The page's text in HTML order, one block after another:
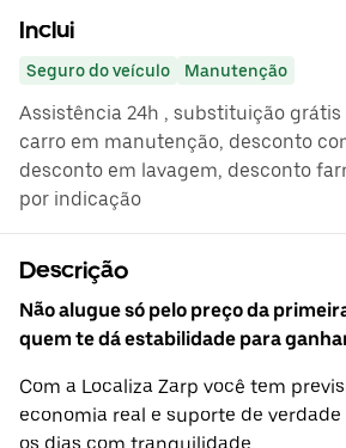
Inclui
Seguro do veículo Manutenção
Assistência 24h , substituição grátis
carro em manutenção, desconto
desconto em lavagem, desconto
por indicação
Descrição
Não alugue só pelo preço da
quem te dá estabilidade para
Com a Localiza Zarp você tem
economia real e suporte de